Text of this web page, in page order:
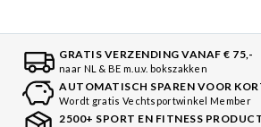
GRATIS VERZENDING VANAF € 75,-
naar NL & BE m.u.v. bokszakken
AUTOMATISCH SPAREN VOOR
Wordt gratis Vechtsportwinkel Member
2500+ SPORT EN FITNESS